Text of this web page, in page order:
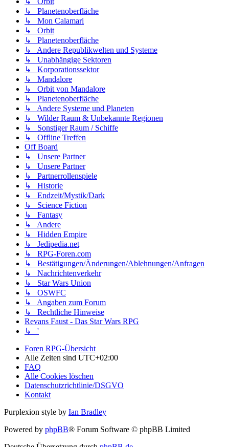
↳ Planetenoberfläche
↳ Mon Calamari
↳ Orbit
↳ Planetenoberfläche
↳ Andere Republikwelten und Systeme
↳ Unabhängige Sektoren
↳ Korporationssektor
↳ Mandalore
↳ Orbit von Mandalore
↳ Planetenoberfläche
↳ Andere Systeme und Planeten
↳ Wilder Raum & Unbekannte Regionen
↳ Sonstiger Raum / Schiffe
↳ Offline Treffen
Off Board
↳ Unsere Partner
↳ Unsere Partner
↳ Partnerrollenspiele
↳ Historie
↳ Endzeit/Mystik/Dark
↳ Science Fiction
↳ Fantasy
↳ Andere
↳ Hidden Empire
↳ Jedipedia.net
↳ RPG-Foren.com
↳ Bestätigungen/Änderungen/Ablehnungen/Anfragen
↳ Nachrichtenverkehr
↳ Star Wars Union
↳ OSWFC
↳ Angaben zum Forum
↳ Rechtliche Hinweise
Revans Faust - Das Star Wars RPG
↳ '
Foren RPG-Übersicht
Alle Zeiten sind UTC+02:00
FAQ
Alle Cookies löschen
Datenschutzrichtlinie/DSGVO
Kontakt
Purplexion style by Ian Bradley
Powered by phpBB® Forum Software © phpBB Limited